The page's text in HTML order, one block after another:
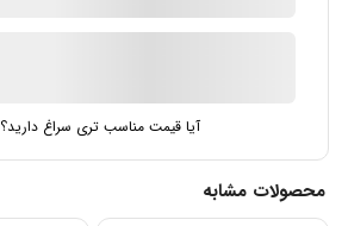
در انبار موجود نمی باشد
آیا قیمت مناسب تری سراغ دارید؟
محصولات مشابه